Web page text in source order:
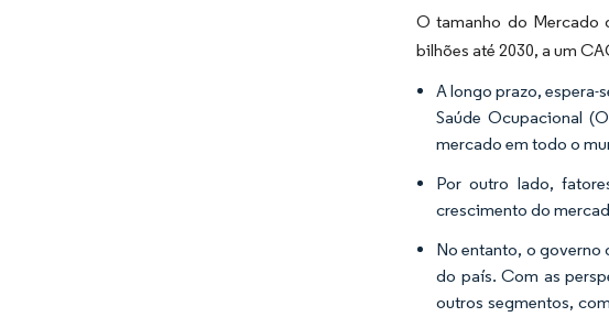
O tamanho do Mercado
bilhões até 2030, a um
A longo prazo, espera-
Saúde Ocupacional
mercado em todo o
Por outro lado,
crescimento do
No entanto, o governo
do país. Com as
outros segmentos,